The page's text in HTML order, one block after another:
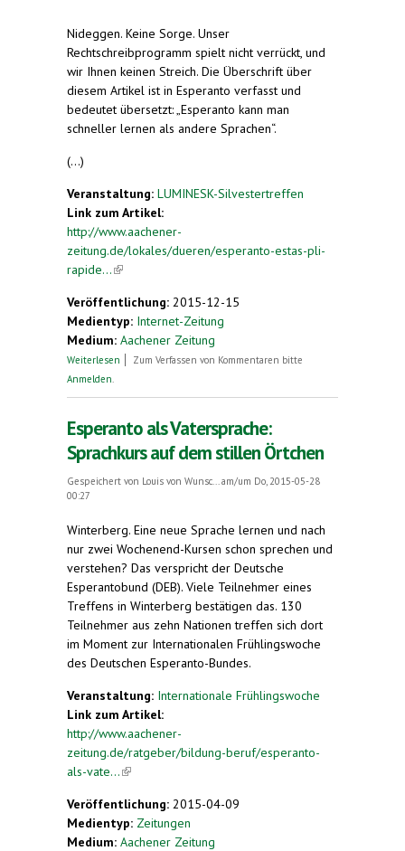
Nideggen. Keine Sorge. Unser
Rechtschreibprogramm spielt nicht verrückt, und
wir Ihnen keinen Streich. Die Überschrift über
diesem Artikel ist in Esperanto verfasst und
bedeutet übersetzt: „Esperanto kann man
schneller lernen als andere Sprachen“.
(...)
Veranstaltung: LUMINESK-Silvestertreffen
Link zum Artikel:
http://www.aachener-
zeitung.de/lokales/dueren/esperanto-estas-pli-
rapide...(link is external)
Veröffentlichung: 2015-12-15
Medientyp: Internet-Zeitung
Medium: Aachener Zeitung
Weiterlesen über "Esperanto estas pli rapide lernebla ol aliaj
Zum Verfassen von Kommentaren bitte
Anmelden
Esperanto als Vatersprache:
Sprachkurs auf dem stillen Örtchen
Gespeichert von Louis von Wunsc...
am/um Do, 2015-05-28
00:27
Winterberg. Eine neue Sprache lernen und nach
nur zwei Wochenend-Kursen schon sprechen und
verstehen? Das verspricht der Deutsche
Esperantobund (DEB). Viele Teilnehmer eines
Treffens in Winterberg bestätigen das. 130
Teilnehmer aus zehn Nationen treffen sich dort
im Moment zur Internationalen Frühlingswoche
des Deutschen Esperanto-Bundes.
Veranstaltung: Internationale Frühlingswoche
Link zum Artikel:
http://www.aachener-
zeitung.de/ratgeber/bildung-beruf/esperanto-
als-vate...(link is external)
Veröffentlichung: 2015-04-09
Medientyp: Zeitungen
Medium: Aachener Zeitung